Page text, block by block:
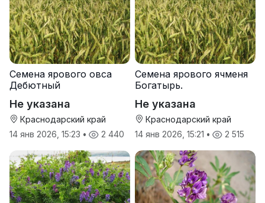
Семена ярового овса
Дебютный
Не указана
Краснодарский край
14 янв 2026, 15:23 • 2 440
Семена ярового ячменя
Богатырь.
Не указана
Краснодарский край
14 янв 2026, 15:21 • 2 515